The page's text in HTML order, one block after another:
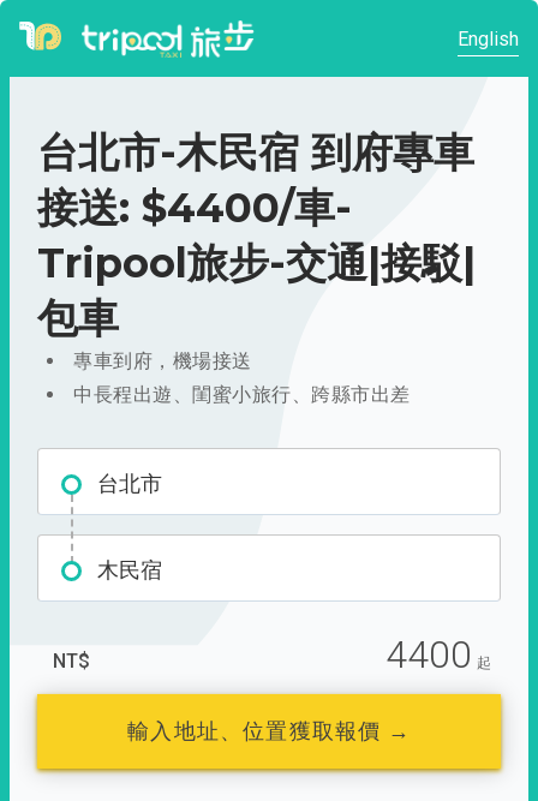
English
台北市-木民宿 到府專車
接送: $4400/車-
Tripool旅步-交通|接駁|
包車
專車到府，機場接送
中長程出遊、閨蜜小旅行、跨縣市出差
台北市
木民宿
NT$ 4400 起
輸入地址、位置獲取報價 →